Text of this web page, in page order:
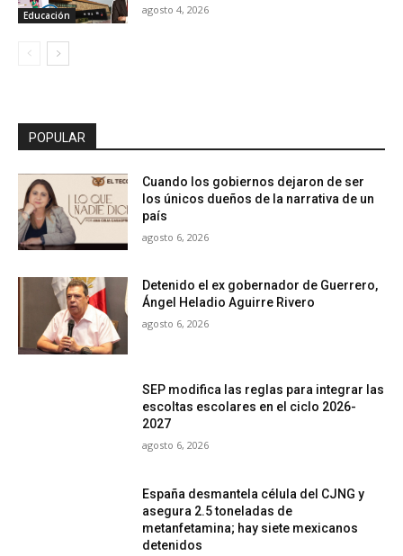
Educación agosto 4, 2026
POPULAR
Cuando los gobiernos dejaron de ser
los únicos dueños de la narrativa de un
país
agosto 6, 2026
Detenido el ex gobernador de Guerrero,
Ángel Heladio Aguirre Rivero
agosto 6, 2026
SEP modifica las reglas para integrar las
escoltas escolares en el ciclo 2026-
2027
agosto 6, 2026
España desmantela célula del CJNG y
asegura 2.5 toneladas de
metanfetamina; hay siete mexicanos
detenidos